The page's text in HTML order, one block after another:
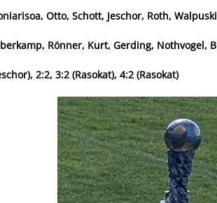
Otto, Schott, Jeschor, Roth,
Rönner, Kurt, Gerding, Nothvogel,
2:2, 3:2 (Rasokat), 4:2 (Rasokat)